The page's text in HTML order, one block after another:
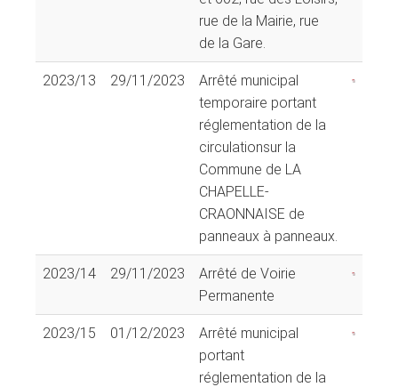
rue de la Mairie, rue
de la Gare.
2023/13 29/11/2023
Arrêté municipal
temporaire portant
réglementation de la
circulationsur la
Commune de LA
CHAPELLE-
CRAONNAISE de
panneaux à panneaux.
2023/14 29/11/2023
Arrêté de Voirie
Permanente
2023/15 01/12/2023
Arrêté municipal
portant
réglementation de la